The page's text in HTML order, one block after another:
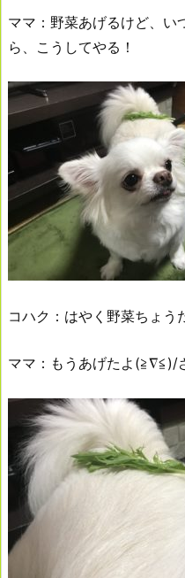
ママ：野菜あげるけど、い
ら、こうしてやる！
コハク：はやく野菜ちょう
ママ：もうあげたよ(≧∇≦)/